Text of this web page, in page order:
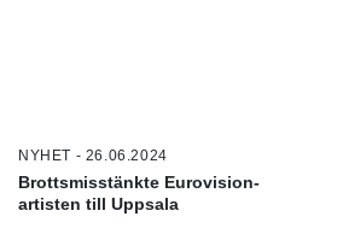
NYHET - 26.06.2024
Brottsmisstänkte Eurovision-
artisten till Uppsala